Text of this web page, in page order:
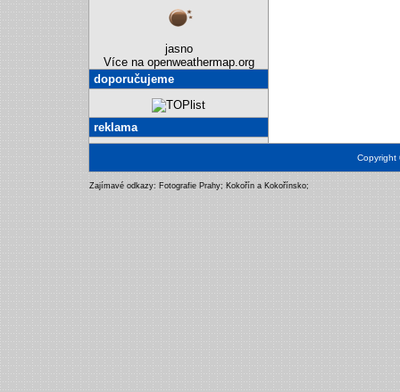
jasno
Více na openweathermap.org
doporučujeme
reklama
Zajímavé odkazy: Fotografie Prahy; Kokořín a Kokořínsko;